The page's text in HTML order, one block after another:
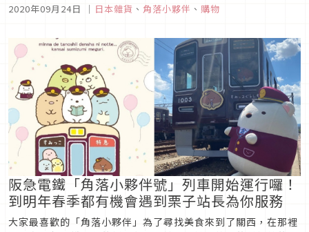
嬰兒車、玩具木馬以及超可愛的服裝，這套角落生物娃娃必備新
袋可愛又實用，趕快...
2020年09月24日 ｜ 日本雜貨 、 角落小夥伴 、 購物
阪急電鐵「角落小夥伴號」列車開始運行囉！
到明年春季都有機會遇到栗子站長為你服務
大家最喜歡的「角落小夥伴」為了尋找美食來到了關西，在那裡